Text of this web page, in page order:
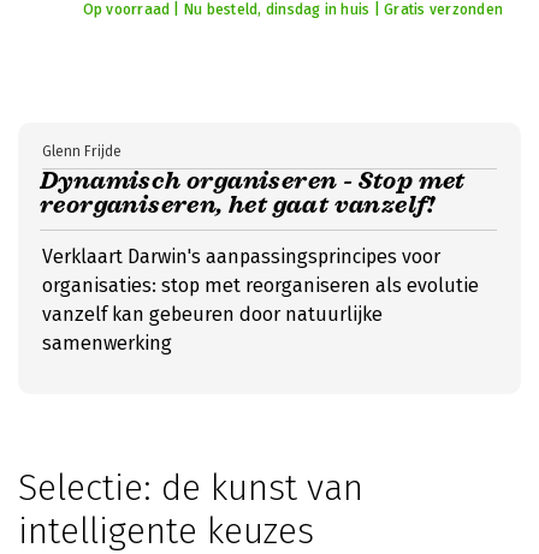
Op voorraad | Nu besteld, dinsdag in huis | Gratis verzonden
Dynamisch organiseren - Stop met
reorganiseren, het gaat vanzelf!
Glenn Frijde
Verklaart Darwin's aanpassingsprincipes voor
organisaties: stop met reorganiseren als evolutie
vanzelf kan gebeuren door natuurlijke
samenwerking
Selectie: de kunst van
intelligente keuzes